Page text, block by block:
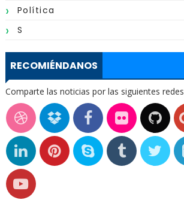
Política
S
RECOMIÉNDANOS
Comparte las noticias por las siguientes redes